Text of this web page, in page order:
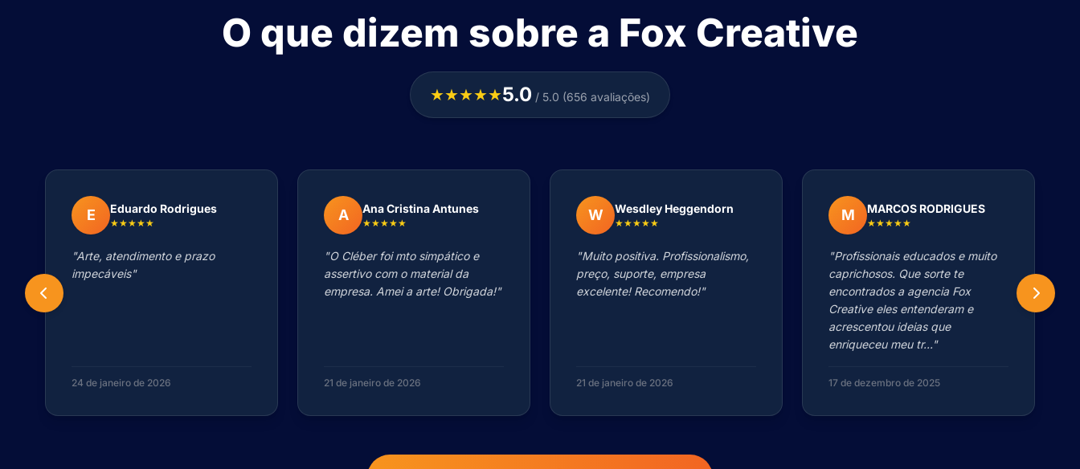
O que dizem sobre a Fox Creative
★★★★★5.0 / 5.0 (656 avaliações)
E Eduardo Rodrigues
★★★★★
"Arte, atendimento e prazo
impecáveis"
24 de janeiro de 2026
A Ana Cristina Antunes
★★★★★
"O Cléber foi mto simpático e
assertivo com o material da
empresa. Amei a arte! Obrigada!"
21 de janeiro de 2026
W Wesdley Heggendorn
★★★★★
"Muito positiva. Profissionalismo,
preço, suporte, empresa
excelente! Recomendo!"
21 de janeiro de 2026
M MARCOS RODRIGUES
★★★★★
"Profissionais educados e muito
caprichosos. Que sorte te
encontrados a agencia Fox
Creative eles entenderam e
acrescentou ideias que
enriqueceu meu tr..."
17 de dezembro de 2025